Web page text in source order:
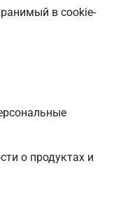
в cookie-
о продуктах и